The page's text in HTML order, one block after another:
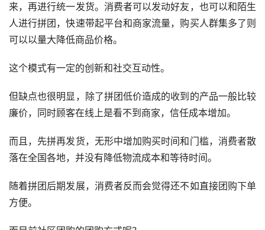
来，再进行统一发货。消费者可以发动好友，也可以和陌生
人进行拼团，快速带起平台和商家流量，购买人群集多了则
可以以量大降低商品价格。
这个模式有一定的创新和社交互动性。
但缺点也很明显，除了拼团低价造成的收到的产品一般比较
廉价，同时顾客在线上是看不到商家，信任成本增加。
而且，先拼再发货，无形中增加购买时间和门槛，消费者散
落在全国各地，并没有降低物流成本和等待时间。
随着拼团后期发展，消费者反而会觉得还不如直接团购下单
方便。